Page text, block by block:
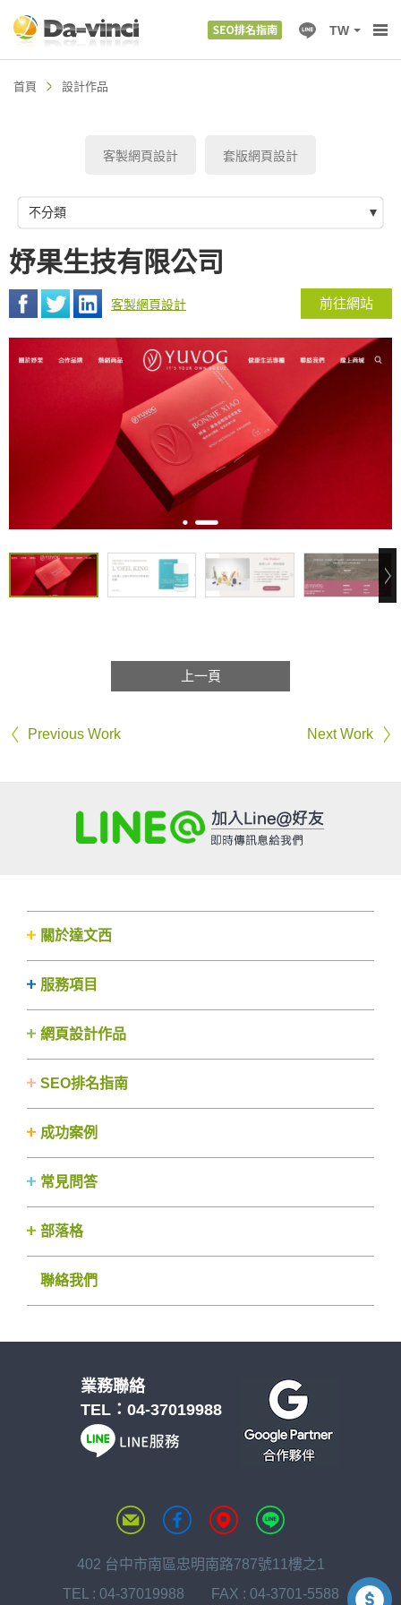
TW
首頁 設計作品
客製網頁設計 套版網頁設計
不分類
妤果生技有限公司
客製網頁設計 前往網站
上一頁
Previous Work Next Work
關於達文西
服務項目
網頁設計作品
SEO排名指南
成功案例
常見問答
部落格
聯絡我們
業務聯絡
TEL： 04-37019988
402 台中市南區忠明南路787號11樓之1
TEL : 04-37019988 FAX : 04-3701-5588